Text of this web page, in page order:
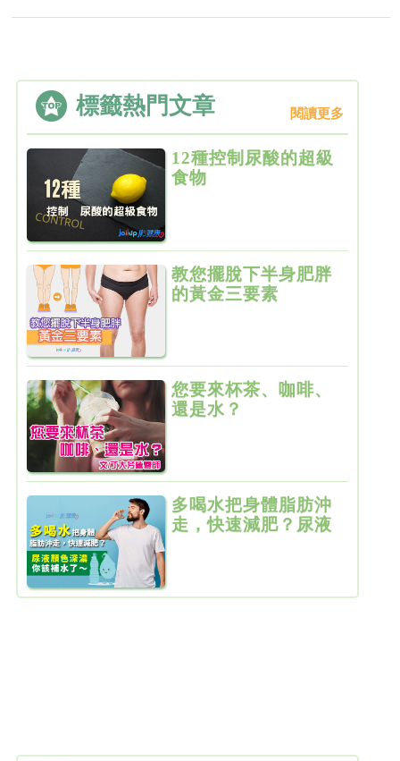
標籤熱門文章 閱讀更多
12種控制尿酸的超級
食物
教您擺脫下半身肥胖
的黃金三要素
您要來杯茶、咖啡、
還是水？
多喝水把身體脂肪沖
走，快速減肥？尿液